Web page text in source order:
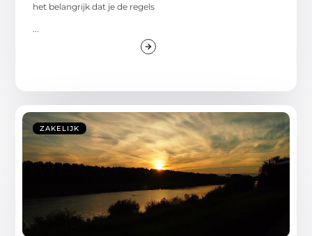
het belangrijk dat je de regels
...
ZAKELIJK